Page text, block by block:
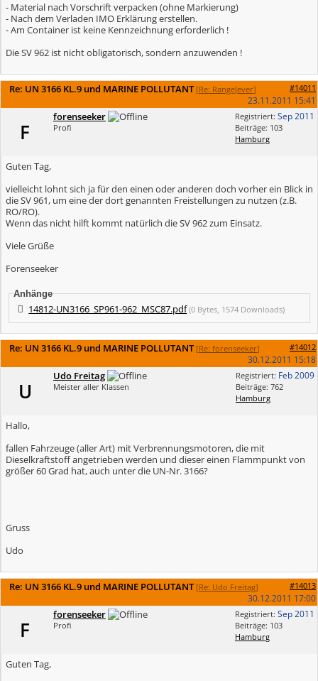
- Material nach Vorschrift verpacken (ohne Markierung)
- Nach dem Verladen IMO Erklärung erstellen.
- Am Container ist keine Kennzeichnung erforderlich !
Die SV 962 ist nicht obligatorisch, sondern anzuwenden !
Re: UN 3166 KL.9 und MARINE POLLUTANT [Re: RangeJever] #14011
23.11.2011 15:41
Registriert: Sep 2011
Beiträge: 103
Hamburg
F
forenseeker
Profi
Guten Tag,
vielleicht lohnt sich ja für den einen oder anderen doch vorher ein Blick in
die SV 961, um eine der dort genannten Freistellungen zu nutzen (z.B.
RO/RO).
Wenn das nicht hilft kommt natürlich die SV 962 zum Einsatz.
Viele Grüße
Forenseeker
Anhänge
14812-UN3166_SP961-962_MSC87.pdf (0 Bytes, 1574 Downloads)
Re: UN 3166 KL.9 und MARINE POLLUTANT [Re: forenseeker] #14012
30.12.2011 15:18
Registriert: Feb 2009
Beiträge: 762
Hamburg
U
Udo Freitag
Meister aller Klassen
Hallo,
fallen Fahrzeuge (aller Art) mit Verbrennungsmotoren, die mit
Dieselkraftstoff angetrieben werden und dieser einen Flammpunkt von
größer 60 Grad hat, auch unter die UN-Nr. 3166?
Gruss
Udo
Re: UN 3166 KL.9 und MARINE POLLUTANT [Re: Udo Freitag] #14013
30.12.2011 17:00
Registriert: Sep 2011
Beiträge: 103
Hamburg
F
forenseeker
Profi
Guten Tag,